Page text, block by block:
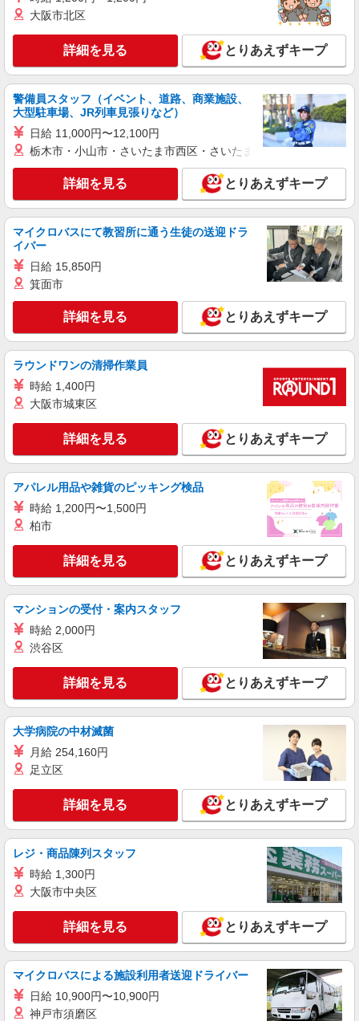
大阪市北区
詳細を見る とりあえずキープ
警備員スタッフ（イベント、道路、商業施設、
大型駐車場、JR列車見張りなど）
日給 11,000円〜12,100円
栃木市・小山市・さいたま市西区・さいたま市岩槻区・久喜市・
詳細を見る とりあえずキープ
マイクロバスにて教習所に通う生徒の送迎ドラ
イバー
日給 15,850円
箕面市
詳細を見る とりあえずキープ
ラウンドワンの清掃作業員
時給 1,400円
大阪市城東区
詳細を見る とりあえずキープ
アパレル用品や雑貨のピッキング検品
時給 1,200円〜1,500円
柏市
詳細を見る とりあえずキープ
マンションの受付・案内スタッフ
時給 2,000円
渋谷区
詳細を見る とりあえずキープ
大学病院の中材滅菌
月給 254,160円
足立区
詳細を見る とりあえずキープ
レジ・商品陳列スタッフ
時給 1,300円
大阪市中央区
詳細を見る とりあえずキープ
マイクロバスによる施設利用者送迎ドライバー
日給 10,900円〜10,900円
神戸市須磨区